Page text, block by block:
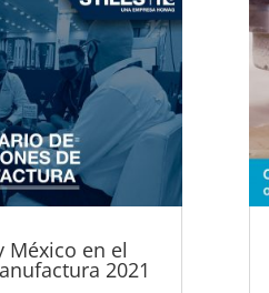
México en el
2021